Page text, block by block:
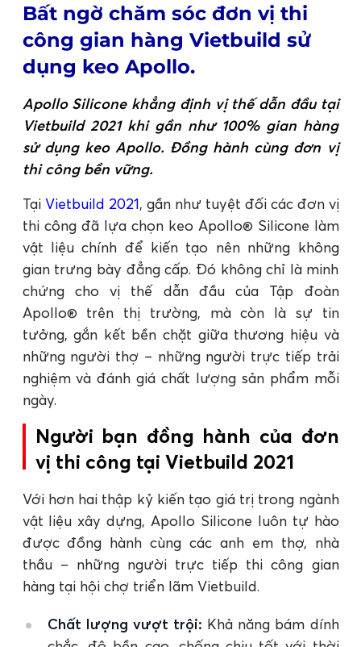
Bất ngờ chăm sóc đơn vị thi
công gian hàng Vietbuild sử
dụng keo Apollo.
Apollo Silicone khẳng định vị thế dẫn đầu tại
Vietbuild 2021 khi gần như 100% gian hàng
sử dụng keo Apollo. Đồng hành cùng đơn vị
thi công bền vững.
Tại Vietbuild 2021, gần như tuyệt đối các đơn vị
thi công đã lựa chọn keo Apollo® Silicone làm
vật liệu chính để kiến tạo nên những không
gian trưng bày đẳng cấp. Đó không chỉ là minh
chứng cho vị thế dẫn đầu của Tập đoàn
Apollo® trên thị trường, mà còn là sự tin
tưởng, gắn kết bền chặt giữa thương hiệu và
những người thợ – những người trực tiếp trải
nghiệm và đánh giá chất lượng sản phẩm mỗi
ngày.
Người bạn đồng hành của đơn
vị thi công tại Vietbuild 2021
Với hơn hai thập kỷ kiến tạo giá trị trong ngành
vật liệu xây dựng, Apollo Silicone luôn tự hào
được đồng hành cùng các anh em thợ, nhà
thầu – những người trực tiếp thi công gian
hàng tại hội chợ triển lãm Vietbuild.
Chất lượng vượt trội: Khả năng bám dính